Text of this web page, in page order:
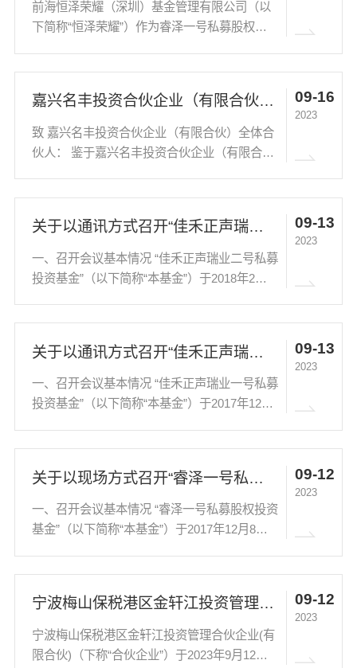
前海恒泽荣耀（深圳）基金管理有限公司（以
下简称“恒泽荣耀”）作为睿泽一号私募股权投
《睿...
嘉兴名丰投资合伙企业（有限合伙）合伙人会议通知
致 嘉兴名丰投资合伙企业（有限合伙）全体合
伙人： 鉴于嘉兴名丰投资合伙企业（有限合
四川北路...
09-16
2023
关于以通讯方式召开“佳禾正声瑞业二号私募投资基金”基金份额持有人大会的通知
一、召开会议基本情况 “佳禾正声瑞业二号私募
投资基金”（以下简称“本基金”）于2018年2月9
银行股...
09-13
2023
关于以通讯方式召开“佳禾正声瑞业一号私募投资基金”基金份额持有人大会的通知
一、召开会议基本情况 “佳禾正声瑞业一号私募
投资基金”（以下简称“本基金”）于2017年12月
银行...
09-13
2023
关于以现场方式召开“睿泽一号私募股权投资基金”基金份额持有人大会的通知
一、召开会议基本情况 “睿泽一号私募股权投资
基金”（以下简称“本基金”）于2017年12月8日
建投证券...
09-12
2023
宁波梅山保税港区金轩江投资管理合伙企业(有限合伙)合伙人会议表决结果暨决议生效公告
宁波梅山保税港区金轩江投资管理合伙企业(有
限合伙)（下称“合伙企业”）于2023年9月12日
09-12
2023